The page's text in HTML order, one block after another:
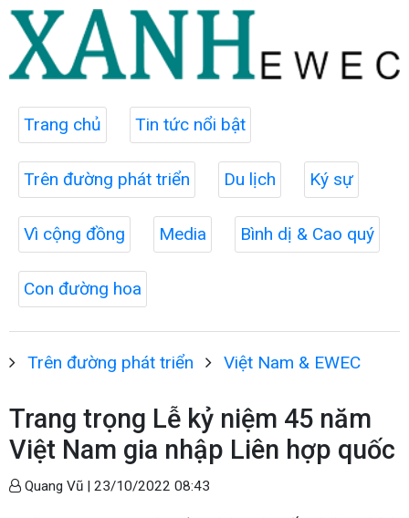
Trang chủ Tin tức nổi bật
Trên đường phát triển Du lịch Ký sự
Vì cộng đồng Media Bình dị & Cao quý
Con đường hoa
Trên đường phát triển Việt Nam & EWEC
Trang trọng Lễ kỷ niệm 45 năm
Việt Nam gia nhập Liên hợp quốc
Quang Vũ | 23/10/2022 08:43